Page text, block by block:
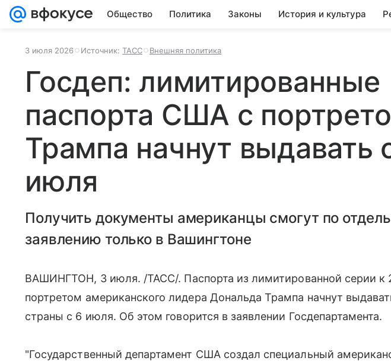
Общество Политика Законы История и культура
3 июля 2026 Источник: ТАСС Внешняя политика
Госдеп: лимитированные
паспорта США с
Трампа начнут выдавать
июля
Получить документы американцы смогут по
заявлению только в Вашингтоне
ВАШИНГТОН, 3 июля. /ТАСС/. Паспорта из лимитированной серии
портретом американского лидера Дональда Трампа начнут
страны с 6 июля. Об этом говорится в заявлении Госдепартамента.
"Государственный департамент США создал специальный